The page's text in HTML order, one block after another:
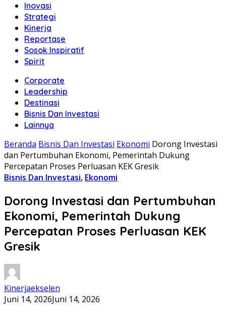
Inovasi
Strategi
Kinerja
Reportase
Sosok Inspiratif
Spirit
Corporate
Leadership
Destinasi
Bisnis Dan Investasi
Lainnya
Beranda Bisnis Dan Investasi Ekonomi Dorong Investasi
dan Pertumbuhan Ekonomi, Pemerintah Dukung
Percepatan Proses Perluasan KEK Gresik
Bisnis Dan Investasi, Ekonomi
Dorong Investasi dan Pertumbuhan
Ekonomi, Pemerintah Dukung
Percepatan Proses Perluasan KEK
Gresik
Kinerjaekselen
Juni 14, 2026Juni 14, 2026